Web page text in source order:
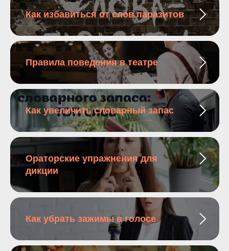
Как избавиться от слов паразитов
Правила поведения в театре
Как увеличить словарный запас
Ораторские упражнения для
дикции
Как убрать зажимы в голосе